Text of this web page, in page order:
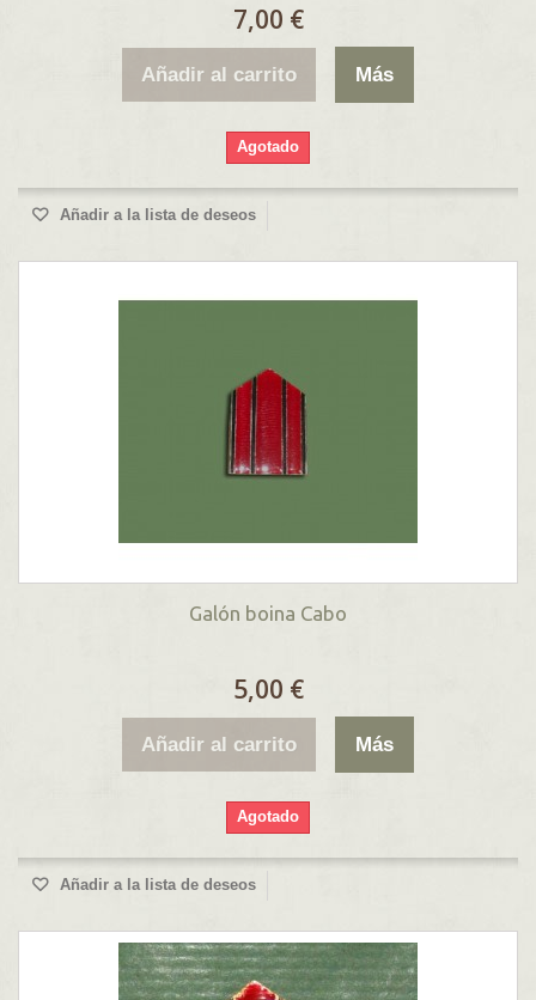
7,00 €
Añadir al carrito Más
Agotado
Añadir a la lista de deseos
Galón boina Cabo
5,00 €
Añadir al carrito Más
Agotado
Añadir a la lista de deseos